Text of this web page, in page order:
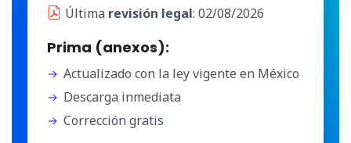
Última revisión legal: 02/08/2026
Prima (anexos):
Actualizado con la ley vigente en México
Descarga inmediata
Corrección gratis